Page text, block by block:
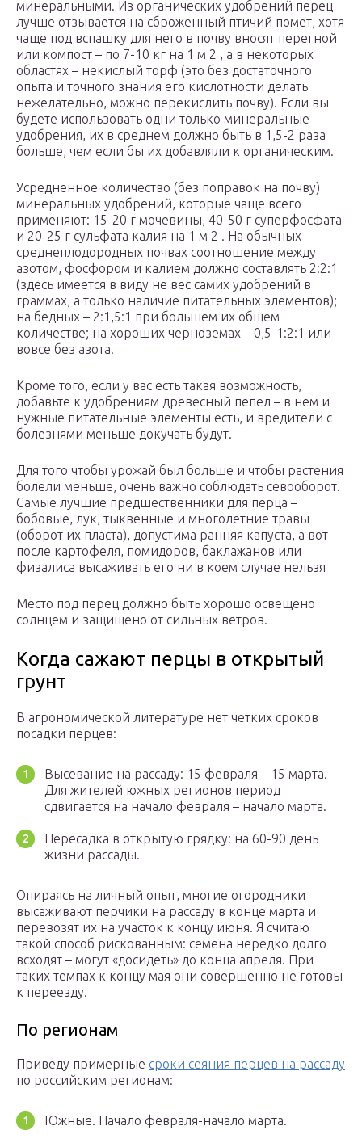
минеральными. Из органических удобрений перец
лучше отзывается на сброженный птичий помет, хотя
чаще под вспашку для него в почву вносят перегной
или компост – по 7-10 кг на 1 м 2 , а в некоторых
областях – некислый торф (это без достаточного
опыта и точного знания его кислотности делать
нежелательно, можно перекислить почву). Если вы
будете использовать одни только минеральные
удобрения, их в среднем должно быть в 1,5-2 раза
больше, чем если бы их добавляли к органическим.
Усредненное количество (без поправок на почву)
минеральных удобрений, которые чаще всего
применяют: 15-20 г мочевины, 40-50 г суперфосфата
и 20-25 г сульфата калия на 1 м 2 . На обычных
среднеплодородных почвах соотношение между
азотом, фосфором и калием должно составлять 2:2:1
(здесь имеется в виду не вес самих удобрений в
граммах, а только наличие питательных элементов);
на бедных – 2:1,5:1 при большем их общем
количестве; на хороших черноземах – 0,5-1:2:1 или
вовсе без азота.
Кроме того, если у вас есть такая возможность,
добавьте к удобрениям древесный пепел – в нем и
нужные питательные элементы есть, и вредители с
болезнями меньше докучать будут.
Для того чтобы урожай был больше и чтобы растения
болели меньше, очень важно соблюдать севооборот.
Самые лучшие предшественники для перца –
бобовые, лук, тыквенные и многолетние травы
(оборот их пласта), допустима ранняя капуста, а вот
после картофеля, помидоров, баклажанов или
физалиса высаживать его ни в коем случае нельзя
Место под перец должно быть хорошо освещено
солнцем и защищено от сильных ветров.
Когда сажают перцы в открытый
грунт
В агрономической литературе нет четких сроков
посадки перцев:
Высевание на рассаду: 15 февраля – 15 марта.
Для жителей южных регионов период
сдвигается на начало февраля – начало марта.
Пересадка в открытую грядку: на 60-90 день
жизни рассады.
Опираясь на личный опыт, многие огородники
высаживают перчики на рассаду в конце марта и
перевозят их на участок к концу июня. Я считаю
такой способ рискованным: семена нередко долго
всходят – могут «досидеть» до конца апреля. При
таких темпах к концу мая они совершенно не готовы
к переезду.
По регионам
Приведу примерные сроки сеяния перцев на рассаду
по российским регионам:
Южные. Начало февраля-начало марта.